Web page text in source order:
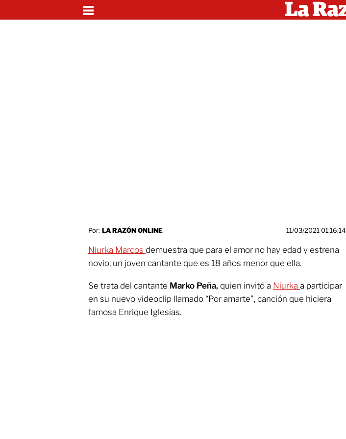
Por: LA RAZÓN ONLINE 11/03/2021 01:16:14
Niurka Marcos demuestra que para el amor no hay edad y estrena
novio, un joven cantante que es 18 años menor que ella.
Se trata del cantante Marko Peña, quien invitó a Niurka a participar
en su nuevo videoclip llamado “Por amarte”, canción que hiciera
famosa Enrique Iglesias.